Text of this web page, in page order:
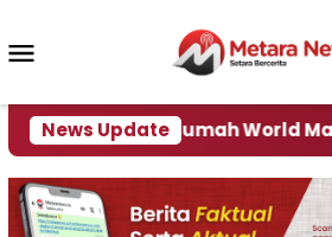
konten
News Update
Jadi Tuan Rumah World